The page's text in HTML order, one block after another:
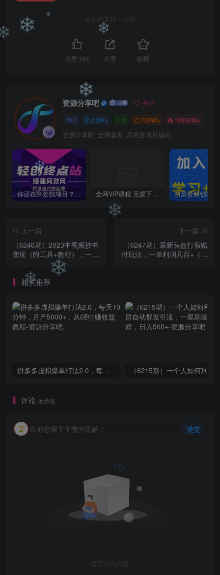
喜欢就支持一下吧
点赞 169 分享 收藏
资源分享吧 关注
0 2.2W+ 0 720W+ 10905W+
资源分享吧_全网首发_高质量项目输出
你还在到处找项目？还在当韭菜？我靠卖项目一个月收入5万+，曾经我也是个失败者。 全网VIP课程 无损下载~
上一篇
（6246期）2023中视频抄书
变现（附工具+教程），一天
300+，特别适合新手操作的
副业
下一篇
（6247期）最新头盔打假赔
付玩法，一单利润几百+（仅
相关推荐
拼多多虚拟爆单打法2.0，每天10分钟，月产5000+，从0到1赚收益教程
评论 抢沙发
欢迎您留下宝贵的见解！ 提交
暂无评论内容
❄ ❄
❄
❄
❄
❄